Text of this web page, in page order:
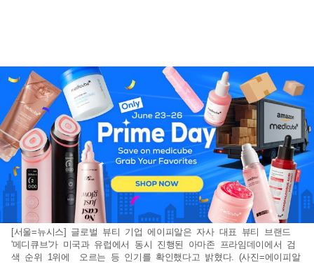
[서울=뉴시스] 글로벌 뷰티 기업 에이피알은 자사 대표 뷰티 브랜드
'메디큐브'가 미국과 유럽에서 동시 진행된 아마존 프라임데이에서 검
색 순위 1위에 오르는 등 인기를 확인했다고 밝혔다. (사진=에이피알